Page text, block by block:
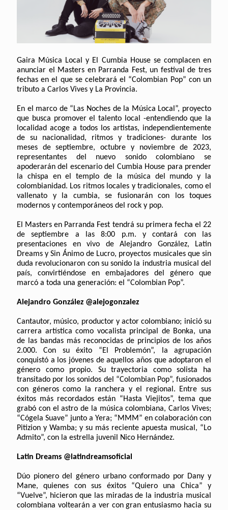
Gaira Música Local y El Cumbia House se complacen en
anunciar el Masters en Parranda Fest, un festival de tres
fechas en el que se celebrará el “Colombian Pop” con un
tributo a Carlos Vives y La Provincia.
En el marco de “Las Noches de la Música Local”, proyecto
que busca promover el talento local -entendiendo que la
localidad acoge a todos los artistas, independientemente
de su nacionalidad, ritmos y tradiciones- durante los
meses de septiembre, octubre y noviembre de 2023,
representantes del nuevo sonido colombiano se
apoderarán del escenario del Cumbia House para prender
la chispa en el templo de la música del mundo y la
colombianidad. Los ritmos locales y tradicionales, como el
vallenato y la cumbia, se fusionarán con los toques
modernos y contemporáneos del rock y pop.
El Masters en Parranda Fest tendrá su primera fecha el 22
de septiembre a las 8:00 p.m. y contará con las
presentaciones en vivo de Alejandro González, Latin
Dreams y Sin Ánimo de Lucro, proyectos musicales que sin
duda revolucionaron con su sonido la industria musical del
país, convirtiéndose en embajadores del género que
marcó a toda una generación: el “Colombian Pop”.
Alejandro González @alejogonzalez
Cantautor, músico, productor y actor colombiano; inició su
carrera artística como vocalista principal de Bonka, una
de las bandas más reconocidas de principios de los años
2.000. Con su éxito “El Problemón”, la agrupación
conquistó a los jóvenes de aquellos años que adoptaron el
género como propio. Su trayectoria como solista ha
transitado por los sonidos del “Colombian Pop”, fusionados
con géneros como la ranchera y el regional. Entre sus
éxitos más recordados están “Hasta Viejitos”, tema que
grabó con el astro de la música colombiana, Carlos Vives;
“Cógela Suave” junto a Yera; “MMM” en colaboración con
Pitizion y Wamba; y su más reciente apuesta musical, “Lo
Admito”, con la estrella juvenil Nico Hernández.
Latin Dreams @latindreamsoficial
Dúo pionero del género urbano conformado por Dany y
Mane, quienes con sus éxitos “Quiero una Chica” y
“Vuelve”, hicieron que las miradas de la industria musical
colombiana voltearán a ver con gran entusiasmo hacia su